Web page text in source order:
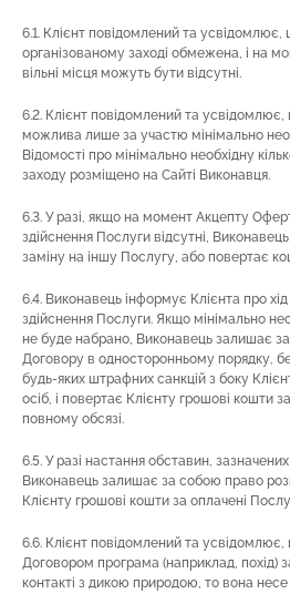
6.1. Клієнт повідомлений та усвідомлює,
організованому заході обмежена, і на
вільні місця можуть бути відсутні.
6.2. Клієнт повідомлений та
можлива лише за участю мінімально
Відомості про мінімально необхідну
заходу розміщено на Сайті Виконавця.
6.3. У разі, якщо на момент Акцепту
здійснення Послуги відсутні,
заміну на іншу Послугу, або повертає
6.4. Виконавець інформує Клієнта про
здійснення Послуги. Якщо мінімально
не буде набрано, Виконавець залишає
Договору в односторонньому порядку,
будь-яких штрафних санкцій з боку
осіб, і повертає Клієнту грошові кошти
повному обсязі.
6.5. У разі настання обставин,
Виконавець залишає за собою право
Клієнту грошові кошти за оплачені
6.6. Клієнт повідомлений та
Договором програма (наприклад, похід)
контакті з дикою природою, то вона несе